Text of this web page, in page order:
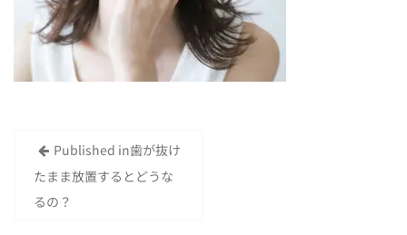
投
稿
ナ
Published in歯が抜け
たまま放置するとどうな
るの？